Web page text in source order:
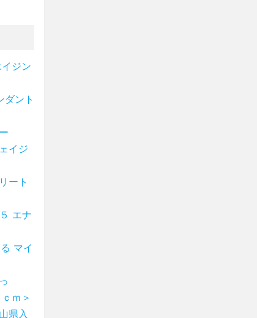
ジン
ント
イジ
ート
エナ
マイ
ｍ＞
県入